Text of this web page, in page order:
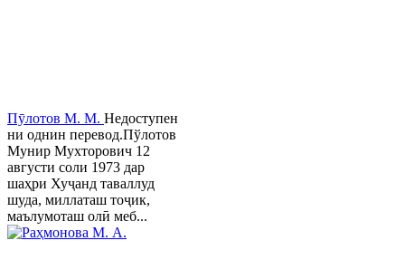
Пӯлотов М. М. Недоступен
ни однин перевод.Пўлотов
Мунир Мухторович 12
августи соли 1973 дар
шаҳри Хуҷанд таваллуд
шуда, миллаташ тоҷик,
маълумоташ олӣ меб...